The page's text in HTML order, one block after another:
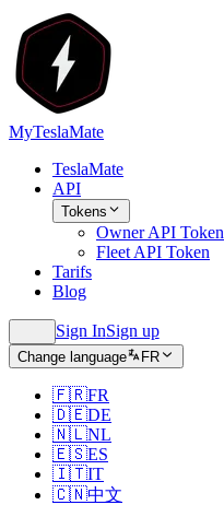
MyTeslaMate
TeslaMate
API
Tokens
Owner API Token
Fleet API Token
Tarifs
Blog
Sign InSign up
Change language FR
🇫🇷FR
🇩🇪DE
🇳🇱NL
🇪🇸ES
🇮🇹IT
🇨🇳中文